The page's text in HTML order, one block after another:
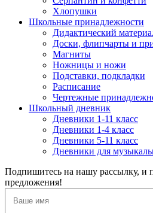
Хлопушки
Школьные принадлежности
Дидактический
Доски, флипчарты и
Магниты
Ножницы и ножи
Подставки, подкладки
Расписание
Чертежные
Школьный дневник
Дневники 1-11 класс
Дневники 1-4 класс
Дневники 5-11 класс
Дневники для
Подпишитесь на нашу рассылку, и
предложения!